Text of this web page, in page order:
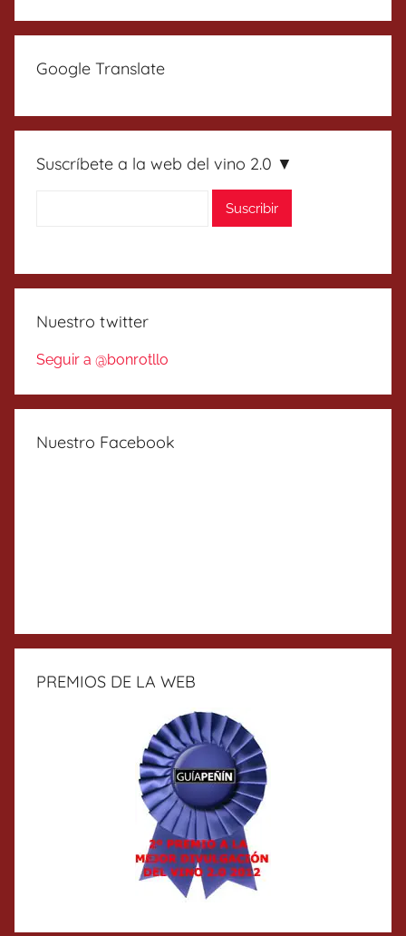
Google Translate
Suscríbete a la web del vino 2.0 ▼
Nuestro twitter
Seguir a @bonrotllo
Nuestro Facebook
PREMIOS DE LA WEB